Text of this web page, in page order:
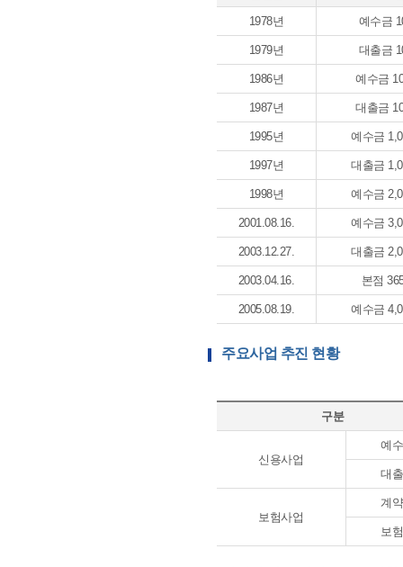
1978년 예수금
1979년 대출금
1986년 예수금
1987년 대출금
1995년 예수금
1997년 대출금
1998년 예수금
2001.08.16. 예수금
2003.12.27. 대출금
2003.04.16. 본점
2005.08.19. 예수금
주요사업 추진 현황
구분
신용사업
예
대
보험사업
계
보